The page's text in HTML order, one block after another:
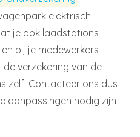
elektrisch
je ook laadstations
bij je medewerkers
de verzekering van de
zelf. Contacteer ons dus
aanpassingen nodig zijn